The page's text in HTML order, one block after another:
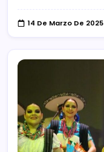
14 De Marzo De 2025